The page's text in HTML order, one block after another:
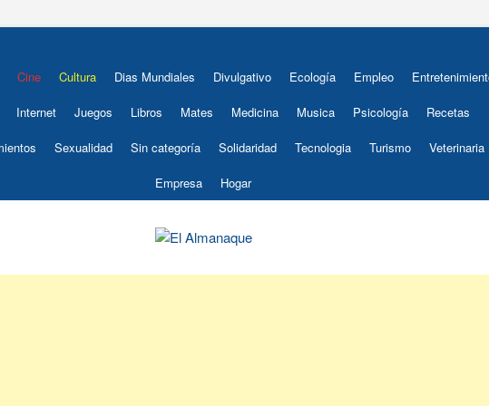
Cine Cultura Dias Mundiales Divulgativo Ecología Empleo
Internet Juegos Libros Mates Medicina Musica Psicología Recetas
Sexualidad Sin categoría Solidaridad Tecnologia Turismo Veterinaria
Empresa Hogar